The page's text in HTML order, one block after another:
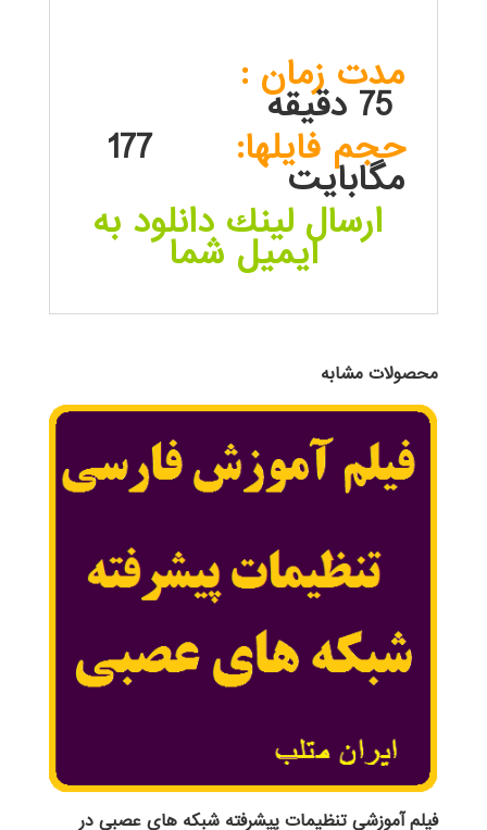
مدت زمان :
حجم فايلها: 177
مگابايت
ارسال لينك دانلود به
ايميل شما
محصولات مشابه
فیلم آموزشی تنظیمات پیشرفته شبکه های عصبی در